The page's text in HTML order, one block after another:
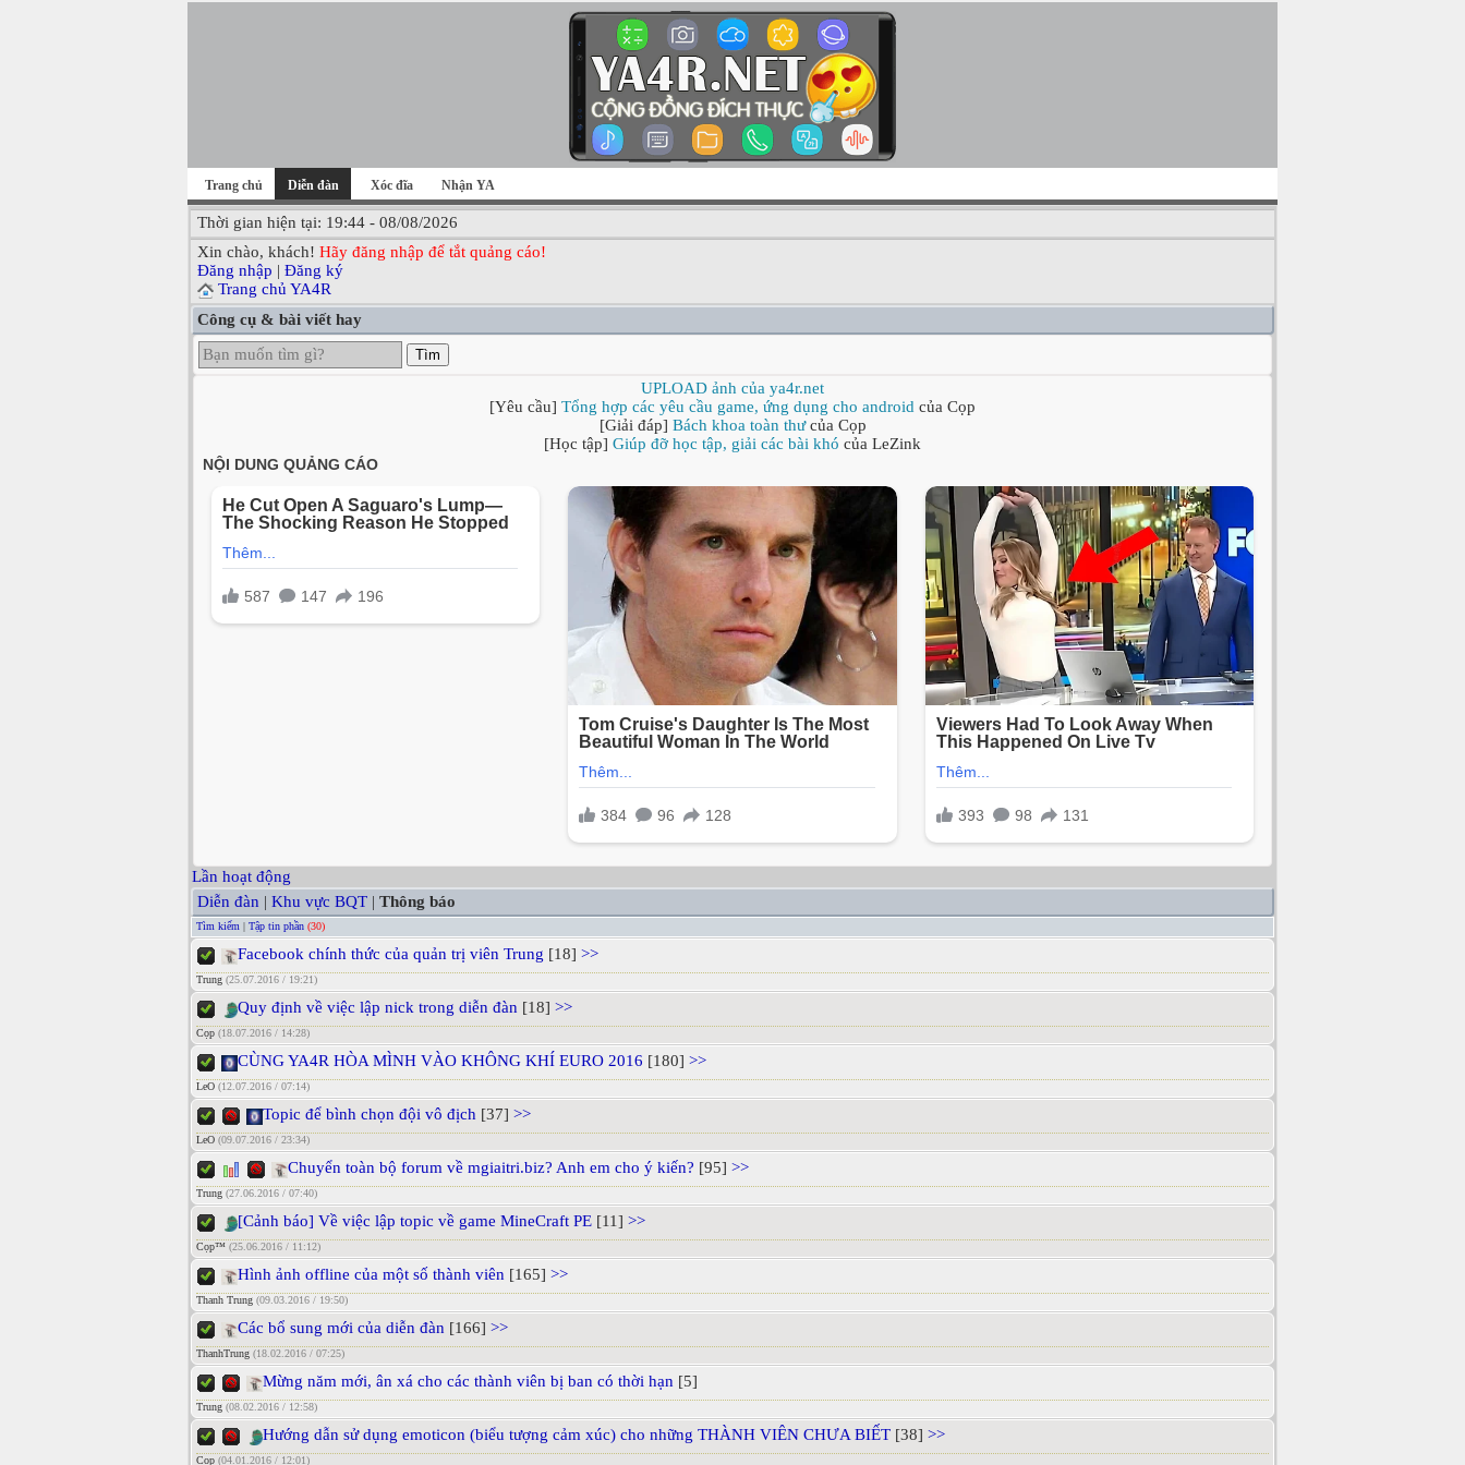
Trang chủ Diễn đàn Xóc đĩa Nhận YA
Thời gian hiện tại: 19:44 - 08/08/2026
Xin chào, khách! Hãy đăng nhập để tắt quảng cáo!
Đăng nhập | Đăng ký
Trang chủ YA4R
Công cụ & bài viết hay
Tìm
UPLOAD ảnh của ya4r.net
[Yêu cầu] Tổng hợp các yêu cầu game, ứng dụng cho android của Cọp
[Giải đáp] Bách khoa toàn thưcủa Cọp
[Học tập] Giúp đỡ học tập, giải các bài khó của LeZink
Lần hoạt động
Diễn đàn | Khu vực BQT | Thông báo
Tìm kiếm | Tập tin phần (30)
Facebook chính thức của quản trị viên Trung [18] >>
Trung (25.07.2016 / 19:21)
Quy định về việc lập nick trong diễn đàn [18] >>
Cọp (18.07.2016 / 14:28)
CÙNG YA4R HÒA MÌNH VÀO KHÔNG KHÍ EURO 2016 [180] >>
LeO (12.07.2016 / 07:14)
Topic để bình chọn đội vô địch [37] >>
LeO (09.07.2016 / 23:34)
Chuyển toàn bộ forum về mgiaitri.biz? Anh em cho ý kiến? [95] >>
Trung (27.06.2016 / 07:40)
[Cảnh báo] Về việc lập topic về game MineCraft PE [11] >>
Cọp™ (25.06.2016 / 11:12)
Hình ảnh offline của một số thành viên [165] >>
Thanh Trung (09.03.2016 / 19:50)
Các bổ sung mới của diễn đàn [166] >>
ThanhTrung (18.02.2016 / 07:25)
Mừng năm mới, ân xá cho các thành viên bị ban có thời hạn [5]
Trung (08.02.2016 / 12:58)
Hướng dẫn sử dụng emoticon (biểu tượng cảm xúc) cho những THÀNH VIÊN CHƯA BIẾT [38] >>
Cọp (04.01.2016 / 12:01)